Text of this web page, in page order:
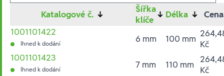
Katalogové č. ↓
Šířka
klíče ↓ Délka ↓
Cena
1001101422
Ihned k dodání 6 mm 100 mm Kč
1001101423
Ihned k dodání 7 mm 110 mm
Kč